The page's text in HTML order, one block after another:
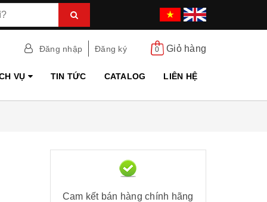
Đăng nhập Đăng ký 0 Giỏ hàng
VỤ TIN TỨC CATALOG LIÊN HỆ
Cam kết bán hàng chính hãng